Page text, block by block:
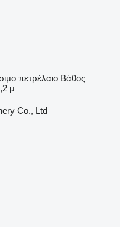
πετρέλαιο Βάθος
μ
Co., Ltd